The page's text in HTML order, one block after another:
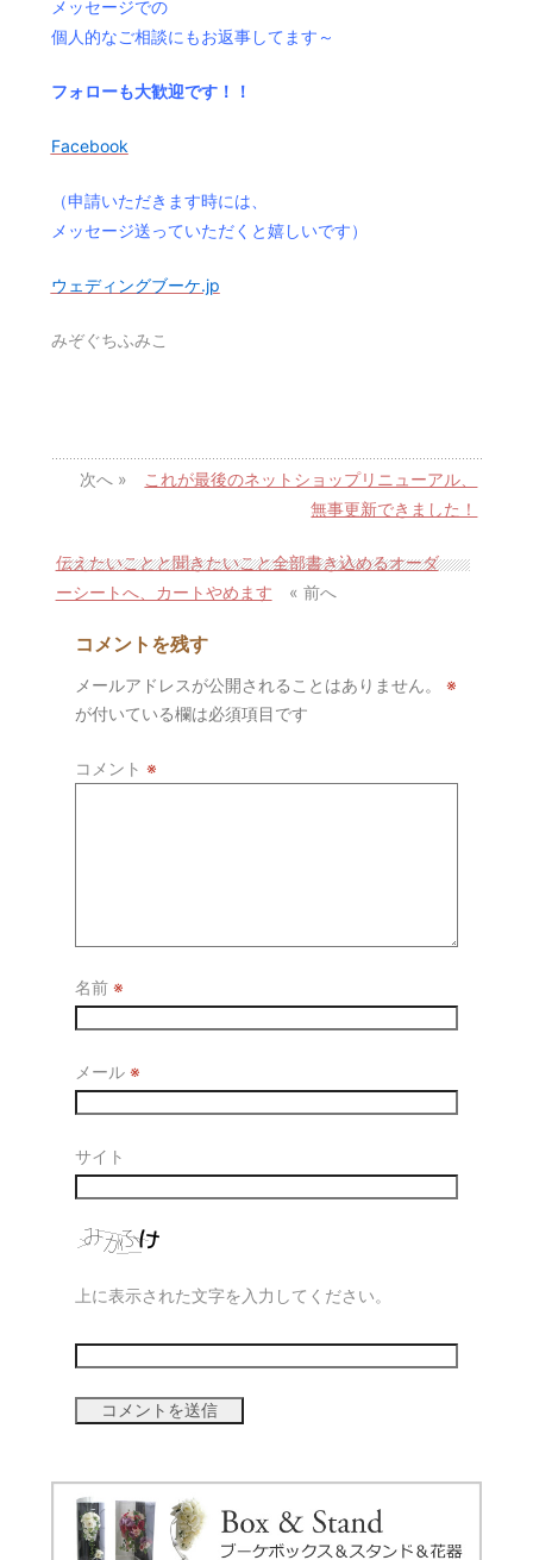
メッセージでの
個人的なご相談にもお返事してます～
フォローも大歓迎です！！
Facebook
（申請いただきます時には、
メッセージ送っていただくと嬉しいです）
ウェディングブーケ.jp
みぞぐちふみこ
次へ » これが最後のネットショップリニューアル、
無事更新できました！
伝えたいことと聞きたいこと全部書き込めるオーダ
ーシートへ、カートやめます « 前へ
コメントを残す
メールアドレスが公開されることはありません。
※
が付いている欄は必須項目です
コメント ※
名前 ※
メール ※
サイト
上に表示された文字を入力してください。